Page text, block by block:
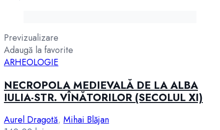
Previzualizare
Adaugă la favorite
ARHEOLOGIE
NECROPOLA MEDIEVALĂ DE LA ALBA
IULIA-STR. VÎNĂTORILOR (SECOLUL XI)
Aurel Dragotă, Mihai Blăjan